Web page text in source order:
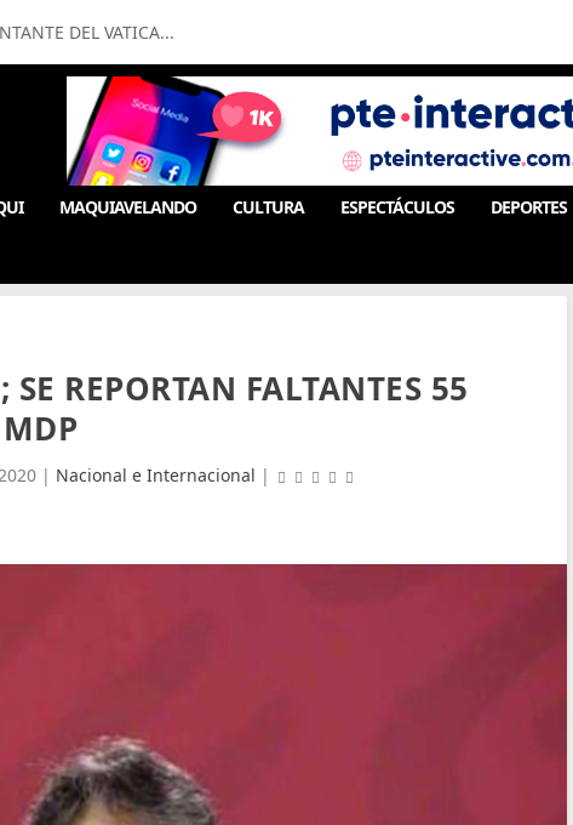
DEL VATICA...
MAQUIAVELANDO CULTURA ESPECTÁCULOS DEPORTES
REPORTAN FALTANTES 55
| Nacional e Internacional |